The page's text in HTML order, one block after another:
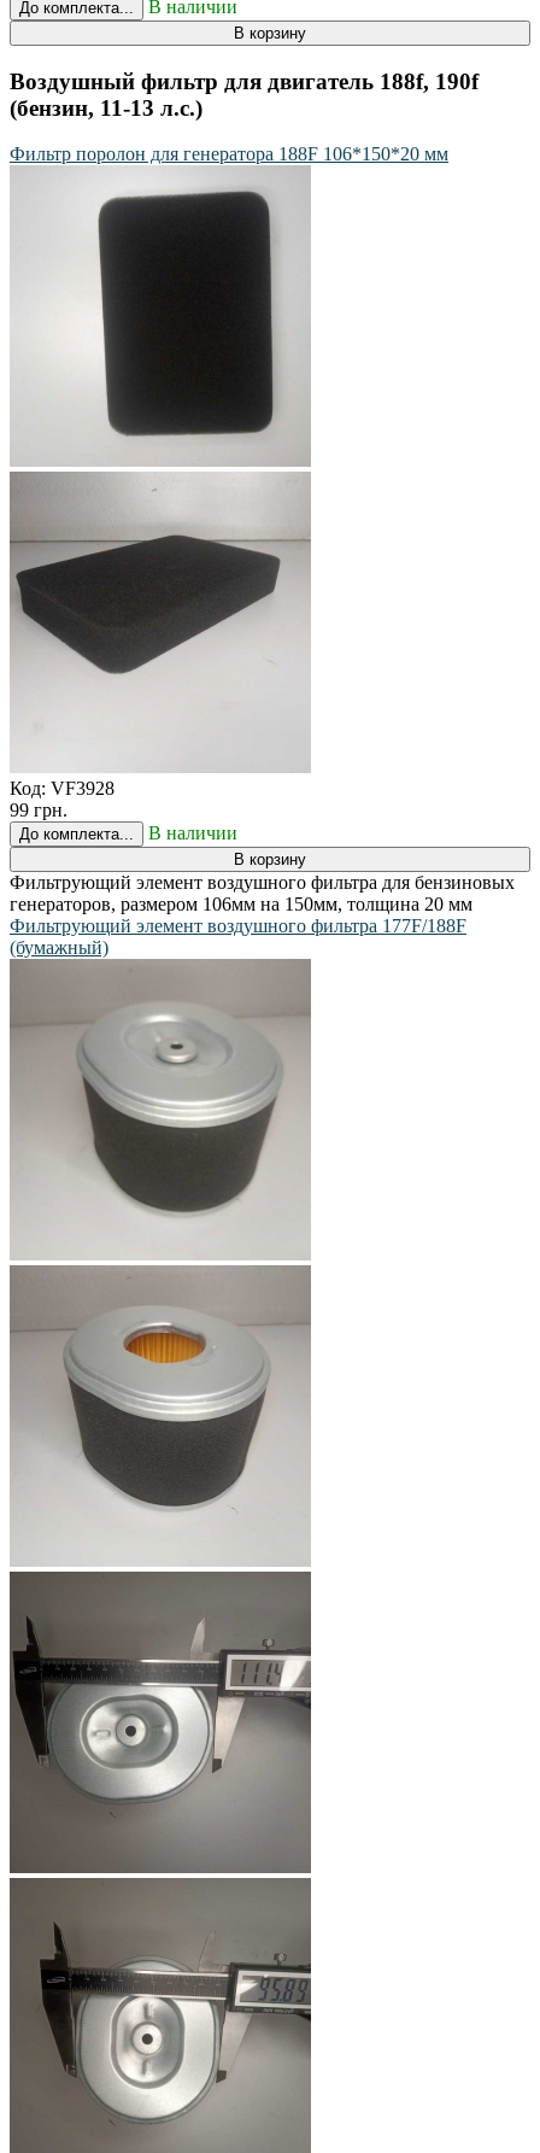
До комплекта... В наличии
В корзину
Воздушный фильтр для двигатель 188f, 190f
(бензин, 11-13 л.с.)
Фильтр поролон для генератора 188F 106*150*20 мм
Код: VF3928
99 грн.
До комплекта... В наличии
В корзину
Фильтрующий элемент воздушного фильтра для бензиновых
генераторов, размером 106мм на 150мм, толщина 20 мм
Фильтрующий элемент воздушного фильтра 177F/188F
(бумажный)